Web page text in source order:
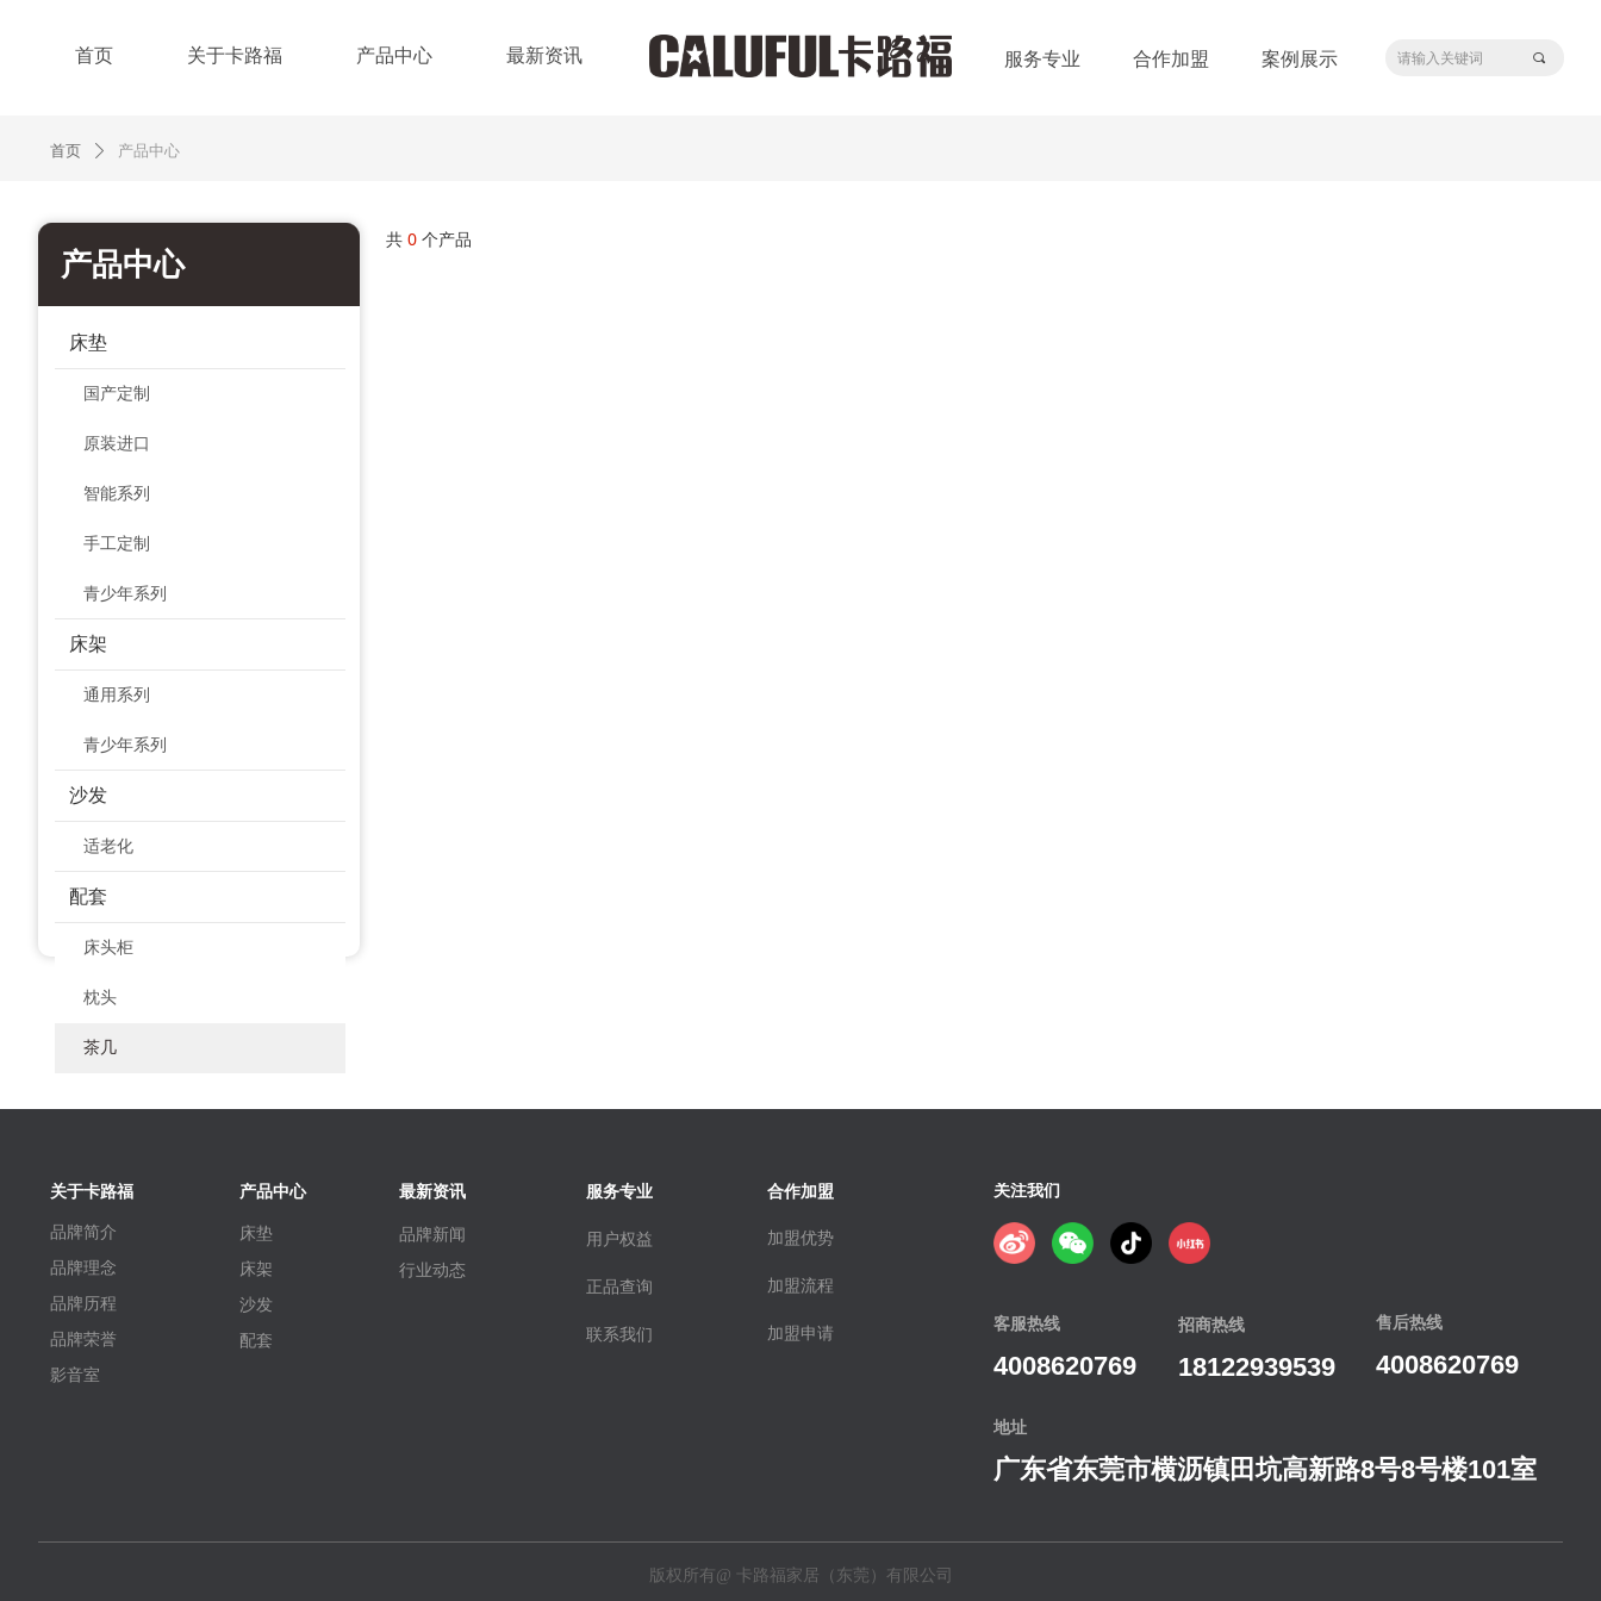
首页 关于卡路福 产品中心 最新资讯 服务专业 合作加盟 案例展示 끠
首页 ꄲ 产品中心
床垫
国产定制
原装进口
智能系列
手工定制
青少年系列
床架
通用系列
青少年系列
沙发
适老化
配套
床头柜
枕头
茶几
产品中心
共 0 个产品
关于卡路福
品牌简介
品牌理念
品牌历程
品牌荣誉
影音室
产品中心
床垫
床架
沙发
配套
最新资讯
品牌新闻
行业动态
服务专业
用户权益
正品查询
联系我们
合作加盟
加盟优势
加盟流程
加盟申请
版权所有@ 卡路福家居（东莞）有限公司
关注我们
客服热线
4008620769
招商热线
18122939539
地址
广东省东莞市横沥镇田坑高新路8号8号楼101室
售后热线
4008620769